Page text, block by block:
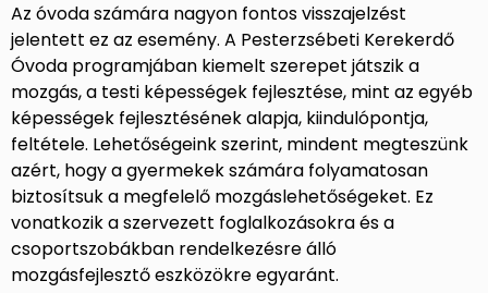
Az óvoda számára nagyon fontos visszajelzést
jelentett ez az esemény. A Pesterzsébeti Kerekerdő
Óvoda programjában kiemelt szerepet játszik a
mozgás, a testi képességek fejlesztése, mint az egyéb
képességek fejlesztésének alapja, kiindulópontja,
feltétele. Lehetőségeink szerint, mindent megteszünk
azért, hogy a gyermekek számára folyamatosan
biztosítsuk a megfelelő mozgáslehetőségeket. Ez
vonatkozik a szervezett foglalkozásokra és a
csoportszobákban rendelkezésre álló
mozgásfejlesztő eszközökre egyaránt.